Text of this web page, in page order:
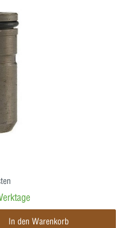
In den Warenkorb